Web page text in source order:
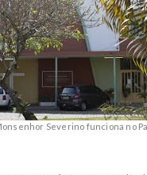
Severino funciona no